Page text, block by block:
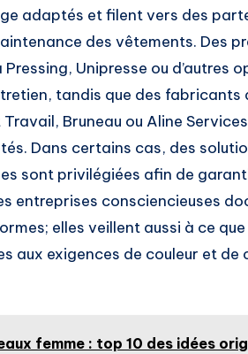
adaptés et filent vers des
des vêtements. Des
Unipresse ou d’autres
tandis que des fabricants
Bruneau ou Aline
Dans certains cas, des
sont privilégiées afin de
entreprises consciencieuses
elles veillent aussi à ce
aux exigences de couleur et de
femme : top 10 des idées